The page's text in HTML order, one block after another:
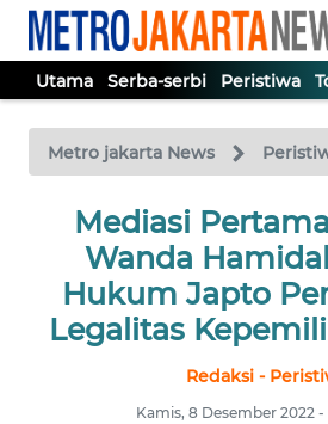
Utama Serba-serbi Peristiwa
Metro jakarta News
Mediasi
Wanda
Hukum Japto
Legalitas
Redaksi -
Kamis, 8 Desember 2022 -
TV
Tutup
UTAMA
SERBA-
SERBI